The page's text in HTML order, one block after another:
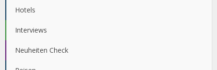
Hotels
Interviews
Neuheiten Check